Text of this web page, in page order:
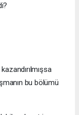
bu bölümü